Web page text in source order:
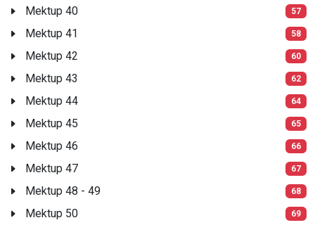
Mektup 40 57
Mektup 41 58
Mektup 42 60
Mektup 43 62
Mektup 44 64
Mektup 45 65
Mektup 46 66
Mektup 47 67
Mektup 48 - 49 68
Mektup 50 69